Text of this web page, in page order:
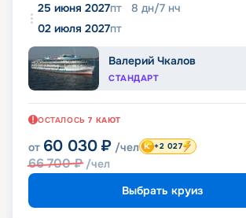
25 июня 2027пт 8 дн/7 нч
02 июля 2027пт
Валерий Чкалов
СТАНДАРТ
ОСТАЛОСЬ 7 КАЮТ
от 60 030 ₽ /чел
66 700₽ /чел
+2 027
Выбрать круиз